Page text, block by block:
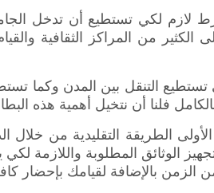
لازم لكي تستطيع أن تدخل
من المراكز الثقافية
التنقل بين المدن وكما
فلنا أن نتخيل أهمية هذه
الطريقة التقليدية من خلال
الوثائق المطلوبة واللازمة
بالإضافة لقيامك بإحضار